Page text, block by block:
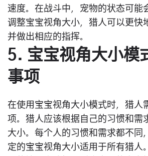
速度。在战斗中，宠物的状态可能
调整宝宝视角大小，猎人可以更快
并做出相应的指挥。
5. 宝宝视角大小模
事项
在使用宝宝视角大小模式时，猎人
项。猎人应该根据自己的习惯和需
大小。每个人的习惯和需求都不同
定的宝宝视角大小适用于所有猎人